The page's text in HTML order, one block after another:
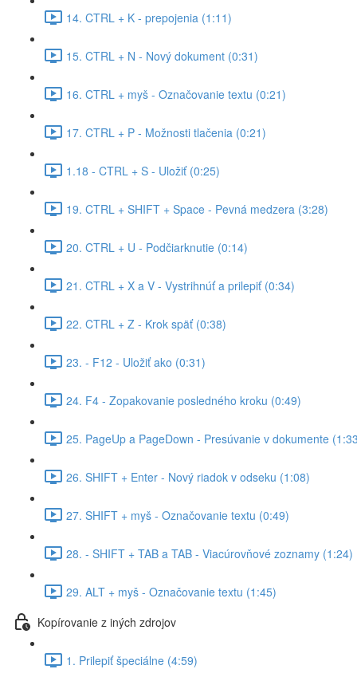
14. CTRL + K - prepojenia (1:11)
15. CTRL + N - Nový dokument (0:31)
16. CTRL + myš - Označovanie textu (0:21)
17. CTRL + P - Možnosti tlačenia (0:21)
1.18 - CTRL + S - Uložiť (0:25)
19. CTRL + SHIFT + Space - Pevná medzera (3:28)
20. CTRL + U - Podčiarknutie (0:14)
21. CTRL + X a V - Vystrihnúť a prilepiť (0:34)
22. CTRL + Z - Krok späť (0:38)
23. - F12 - Uložiť ako (0:31)
24. F4 - Zopakovanie posledného kroku (0:49)
25. PageUp a PageDown - Presúvanie v dokumente
26. SHIFT + Enter - Nový riadok v odseku (1:08)
27. SHIFT + myš - Označovanie textu (0:49)
28. - SHIFT + TAB a TAB - Viacúrovňové zoznamy (1:24)
29. ALT + myš - Označovanie textu (1:45)
Kopírovanie z iných zdrojov
1. Prilepiť špeciálne (4:59)